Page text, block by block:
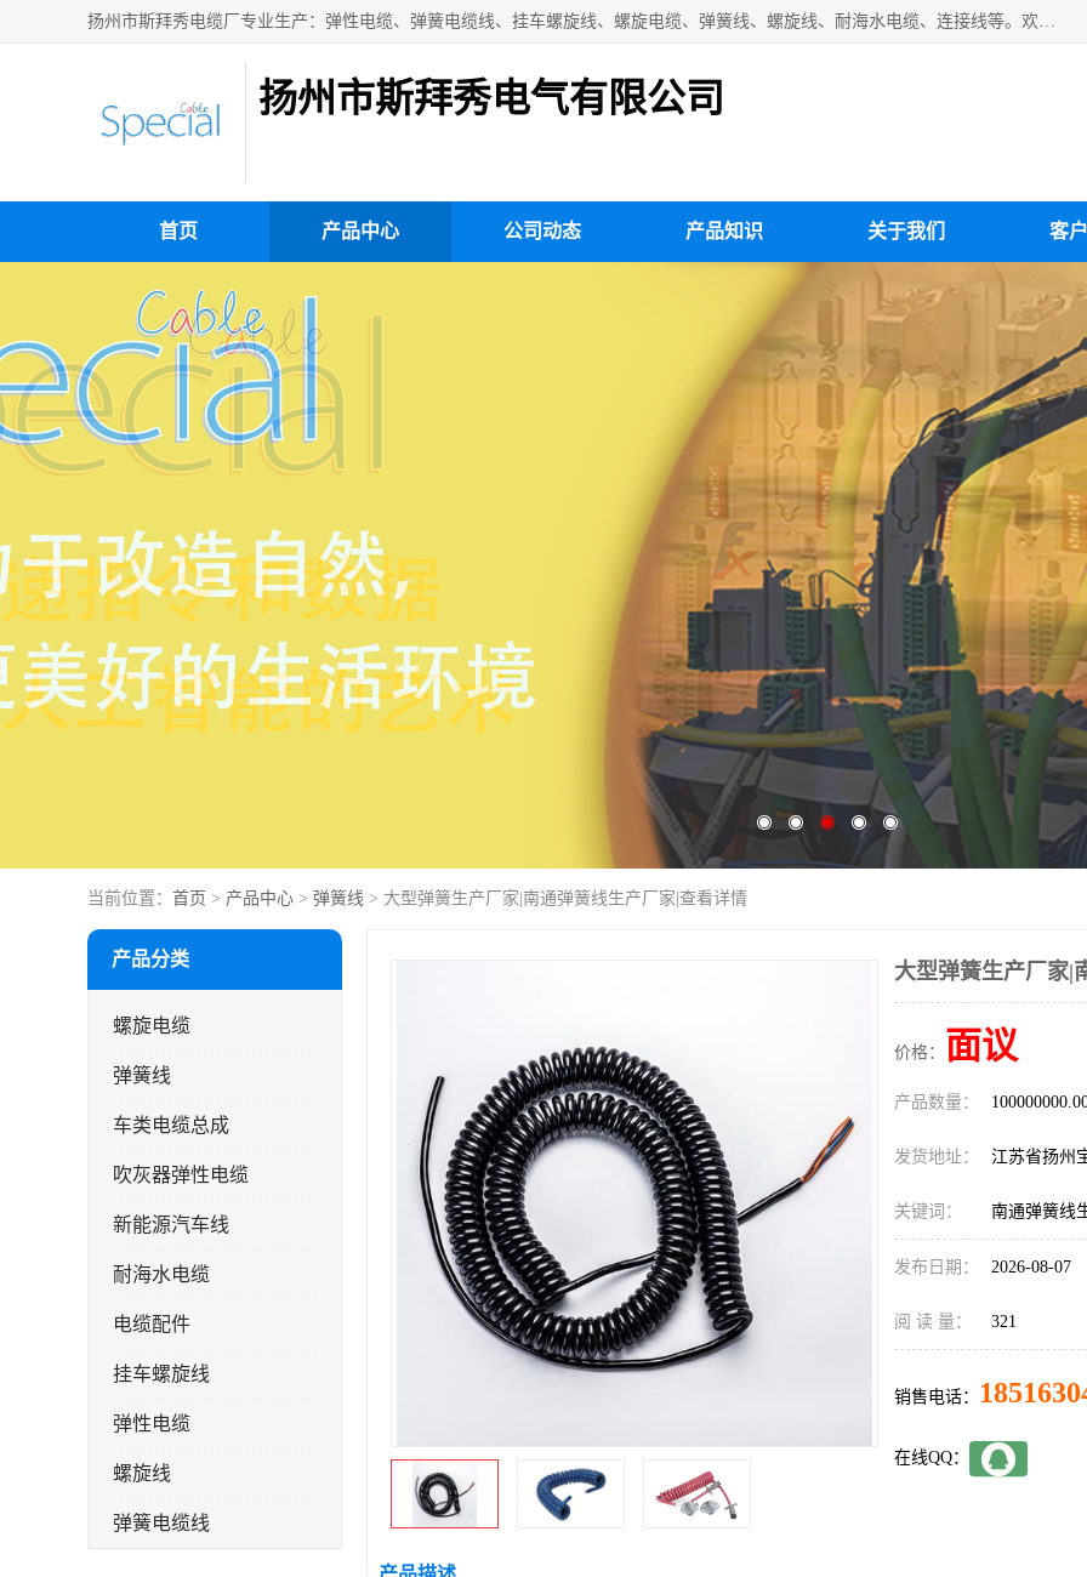
扬州市斯拜秀电缆厂专业生产：弹性电缆、弹簧电缆线、挂车螺旋线、螺旋电缆、弹簧线、螺旋线、耐海水电缆、连接线等。欢迎来电咨询！
扬州市斯拜秀电气有限公司
首页 产品中心 公司动态 产品知识 关于我们 客
当前位置： 首页 > 产品中心 > 弹簧线 > 大型弹簧生产厂家|南通弹簧线生产厂家|查看详情
产品分类
螺旋电缆
弹簧线
车类电缆总成
吹灰器弹性电缆
新能源汽车线
耐海水电缆
电缆配件
挂车螺旋线
弹性电缆
螺旋线
弹簧电缆线
大型弹簧生产厂家|
价格： 面议
产品数量：
发货地址： 江苏省扬州
关键词： 南通弹簧线
发布日期： 2026-08-07
阅 读 量： 321
销售电话：
在线QQ：